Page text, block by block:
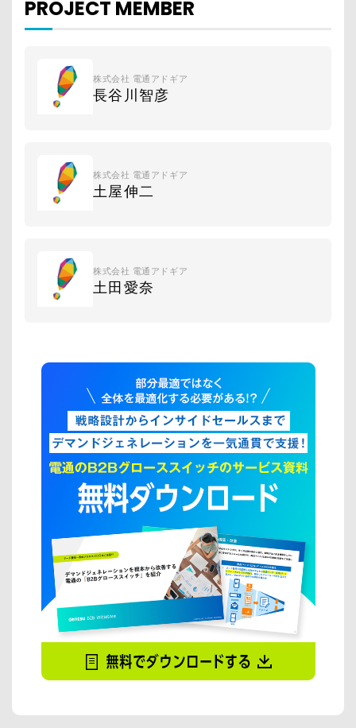
PROJECT MEMBER
株式会社 電通アドギア
長谷川智彦
株式会社 電通アドギア
土屋伸二
株式会社 電通アドギア
土田愛奈